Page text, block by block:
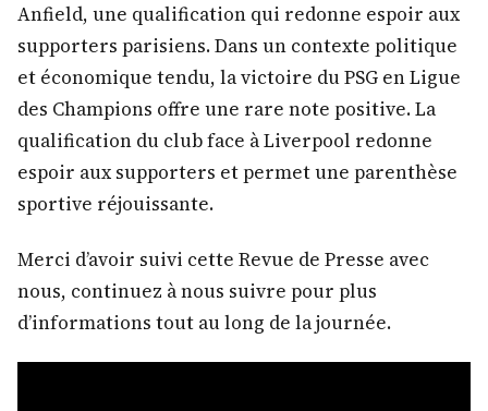
Anfield, une qualification qui redonne espoir aux
supporters parisiens. Dans un contexte politique
et économique tendu, la victoire du PSG en Ligue
des Champions offre une rare note positive. La
qualification du club face à Liverpool redonne
espoir aux supporters et permet une parenthèse
sportive réjouissante.
Merci d’avoir suivi cette Revue de Presse avec
nous, continuez à nous suivre pour plus
d’informations tout au long de la journée.